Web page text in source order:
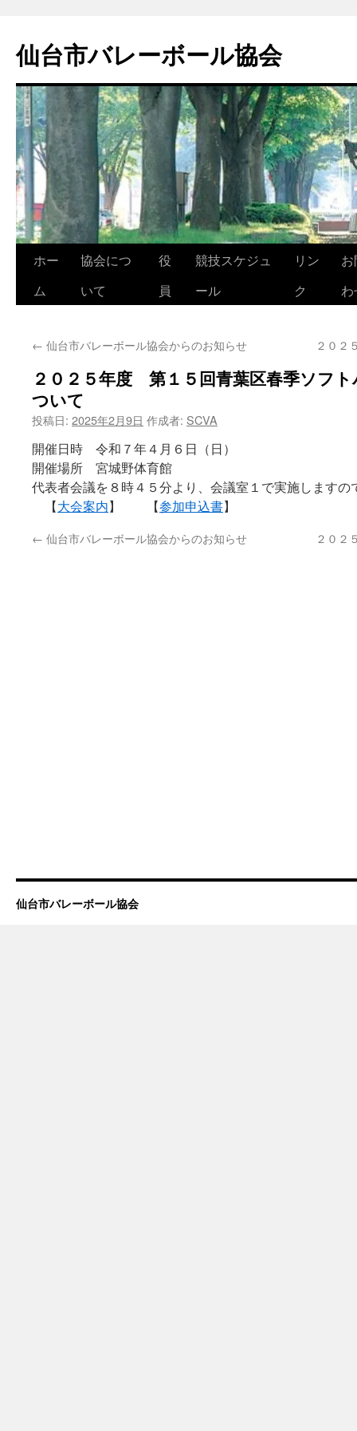
テ
ン
へ
ス
キ
ッ
プ
仙台市バレーボール協会
ホー
ム
協会につ
いて
役
員
競技スケジュ
ール
リン
ク
← 仙台市バレーボール協会からのお知らせ ２０２
２０２５年度 第１５回青葉区春季ソフ
ついて
投稿日: 2025年2月9日 作成者: SCVA
開催日時 令和７年４月６日（日）
開催場所 宮城野体育館
代表者会議を８時４５分より、会議室１で実施します
【大会案内】 【参加申込書】
← 仙台市バレーボール協会からのお知らせ ２０２
仙台市バレーボール協会